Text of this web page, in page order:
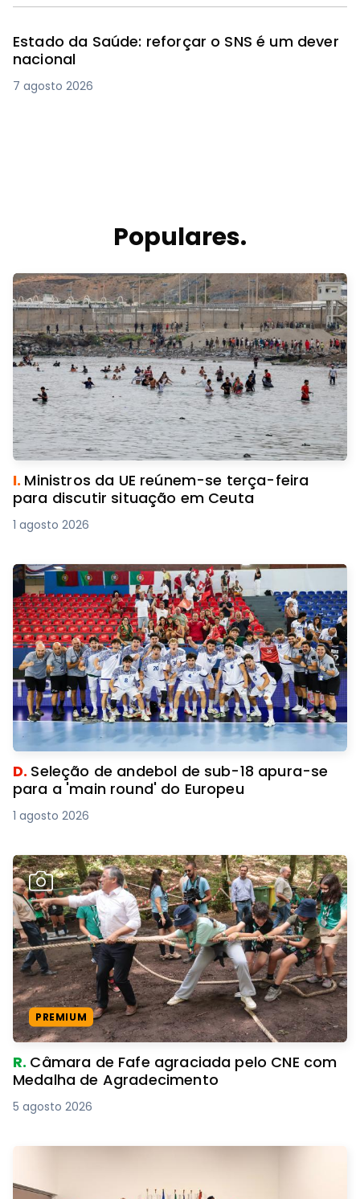
Estado da Saúde: reforçar o SNS é um dever
nacional
7 agosto 2026
Populares.
I. Ministros da UE reúnem-se terça-feira
para discutir situação em Ceuta
1 agosto 2026
D. Seleção de andebol de sub-18 apura-se
para a 'main round' do Europeu
1 agosto 2026
PREMIUM
R. Câmara de Fafe agraciada pelo CNE com
Medalha de Agradecimento
5 agosto 2026